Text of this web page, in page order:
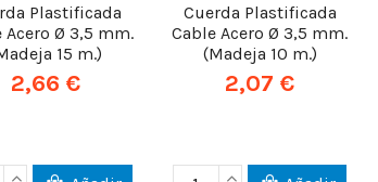
Plastificada
Acero Ø 3,5 mm.
15 m.)
2,66 €
Cuerda Plastificada
Cable Acero Ø 3,5 mm.
(Madeja 10 m.)
2,07 €